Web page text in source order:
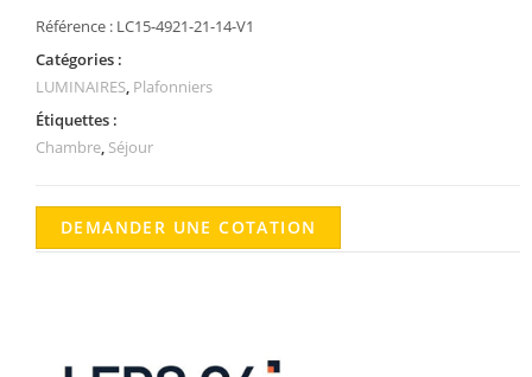
Référence : LC15-4921-21-14-V1
Catégories :
LUMINAIRES, Plafonniers
Étiquettes :
Chambre, Séjour
DEMANDER UNE COTATION